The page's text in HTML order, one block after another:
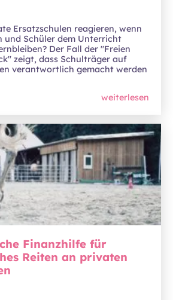
Ersatzschulen reagieren, wenn
und Schüler dem Unterricht
Der Fall der "Freien
zeigt, dass Schulträger auf
verantwortlich gemacht werden
weiterlesen
Finanzhilfe für
Reiten an privaten